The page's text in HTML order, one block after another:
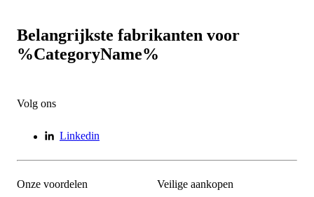
Belangrijkste fabrikanten voor
%CategoryName%
Volg ons
Linkedin
Onze voordelen Veilige aankopen